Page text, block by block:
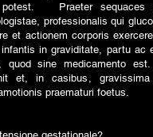
Praeter sequaces
professionalis qui
et actionem corporis
in graviditate, partu ac
sine medicamento
et, in casibus,
praematuri foetus.